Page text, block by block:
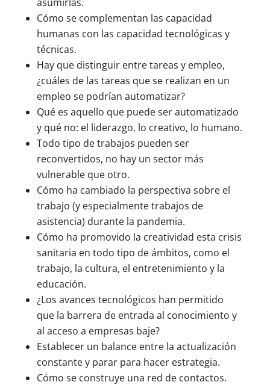
Cómo se complementan las capacidad
humanas con las capacidad tecnológicas y
técnicas.
Hay que distinguir entre tareas y empleo,
¿cuáles de las tareas que se realizan en un
empleo se podrían automatizar?
Qué es aquello que puede ser automatizado
y qué no: el liderazgo, lo creativo, lo humano.
Todo tipo de trabajos pueden ser
reconvertidos, no hay un sector más
vulnerable que otro.
Cómo ha cambiado la perspectiva sobre el
trabajo (y especialmente trabajos de
asistencia) durante la pandemia.
Cómo ha promovido la creatividad esta crisis
sanitaria en todo tipo de ámbitos, como el
trabajo, la cultura, el entretenimiento y la
educación.
¿Los avances tecnológicos han permitido
que la barrera de entrada al conocimiento y
al acceso a empresas baje?
Establecer un balance entre la actualización
constante y parar para hacer estrategia.
Cómo se construye una red de contactos.